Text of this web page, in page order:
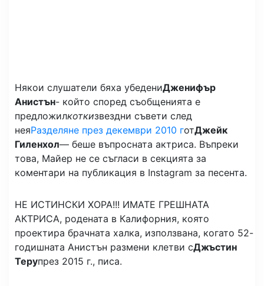
Някои слушатели бяха убедениДженифър
Анистън- който според съобщенията е
предложилкоткизвездни съвети след
неяРазделяне през декември 2010 готДжейк
Гиленхол— беше въпросната актриса. Въпреки
това, Майер не се съгласи в секцията за
коментари на публикация в Instagram за песента.
НЕ ИСТИНСКИ ХОРА!!! ИМАТЕ ГРЕШНАТА
АКТРИСА, родената в Калифорния, която
проектира брачната халка, използвана, когато 52-
годишната Анистън размени клетви сДжъстин
Терупрез 2015 г., писа.